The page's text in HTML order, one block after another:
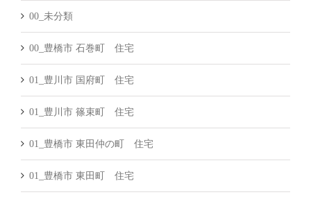
00_未分類
00_豊橋市 石巻町 住宅
01_豊川市 国府町 住宅
01_豊川市 篠束町 住宅
01_豊橋市 東田仲の町 住宅
01_豊橋市 東田町 住宅